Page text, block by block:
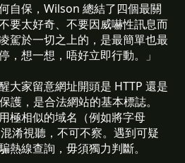
自保，Wilson 總結了四個最關
要太好奇、不要因威嚇性訊息而
駕於一切之上的，是最簡單也最
，想一想，唔好立即行動。」
大家留意網址開頭是 HTTP 還是
護，是合法網站的基本標誌。
極相似的域名（例如將字母
淆視聽，不可不察。遇到可疑
熱線查詢，毋須獨力判斷。